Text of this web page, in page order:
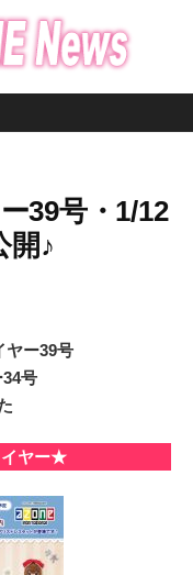
39号・1/12
開♪
ヤー39号
号
イヤー★